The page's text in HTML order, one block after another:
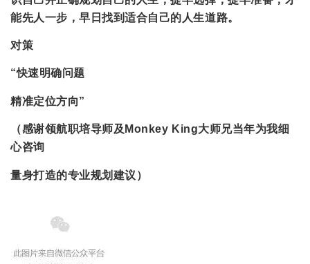
能先人一步，早日找到适合自己的人生道路。
对策
“快速明确问题
精准定位方向”
（感谢领航职培导师及Monkey King大师兄当年为我细
心咨询
量身打造的专业规划建议）